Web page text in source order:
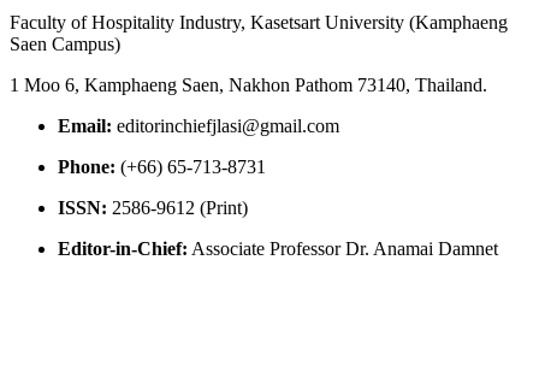
Faculty of Hospitality Industry, Kasetsart University (Kamphaeng
Saen Campus)
1 Moo 6, Kamphaeng Saen, Nakhon Pathom 73140, Thailand.
Email: editorinchiefjlasi@gmail.com
Phone: (+66) 65-713-8731
ISSN: 2586-9612 (Print)
Editor-in-Chief: Associate Professor Dr. Anamai Damnet